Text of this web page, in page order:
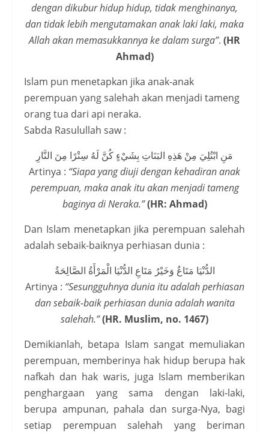
dengan dikubur hidup hidup, tidak menghinanya,
dan tidak lebih mengutamakan anak laki laki, maka
Allah akan memasukkannya ke dalam surga”. (HR
Ahmad)
Islam pun menetapkan jika anak-anak
perempuan yang salehah akan menjadi tameng
orang tua dari api neraka.
Sabda Rasulullah saw :
مَنِ ابْتُلِيَ مِنْ هَذِهِ البَنَاتِ بِشَيْءٍ كُنَّ لَهُ سِتْرًا مِنَ النَّارِ
Artinya : “Siapa yang diuji dengan kehadiran anak
perempuan, maka anak itu akan menjadi tameng
baginya di Neraka.” (HR: Ahmad)
Dan Islam menetapkan jika perempuan salehah
adalah sebaik-baiknya perhiasan dunia :
الدُّنْيَا مَتَاعٌ وَخَيْرُ مَتَاعِ الدُّنْيَا الْمَرْأَةُ الصَّالِحَةُ
Artinya : “Sesungguhnya dunia itu adalah perhiasan
dan sebaik-baik perhiasan dunia adalah wanita
salehah.”(HR. Muslim, no. 1467)
Demikianlah, betapa Islam sangat memuliakan
perempuan, memberinya hak hidup berupa hak
nafkah dan hak waris, juga Islam memberikan
penghargaan yang sama dengan laki-laki,
berupa ampunan, pahala dan surga-Nya, bagi
setiap perempuan salehah yang beriman